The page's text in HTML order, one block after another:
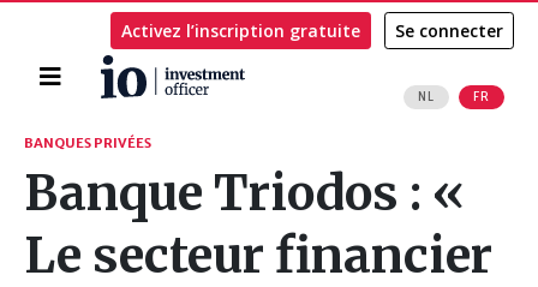
Accueil
NL FR
Activez l’inscription gratuite Se connecter
Rechercher
BANQUES PRIVÉES
Banque Triodos : «
Le secteur financier